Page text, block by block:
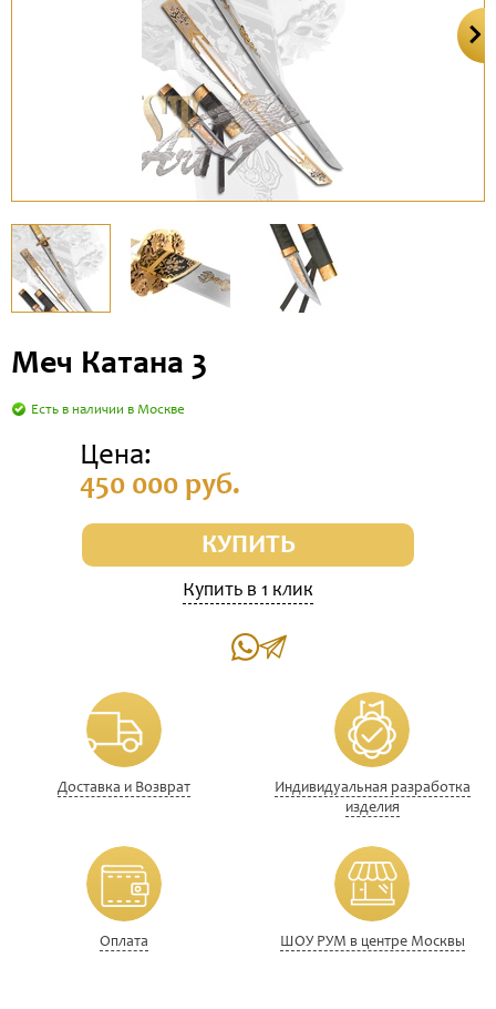
Меч Катана 3
Есть в наличии в Москве
Цена:
450 000 руб.
КУПИТЬ
Купить в 1 клик
Доставка и Возврат
Индивидуальная разработка
изделия
Оплата ШОУ РУМ в центре Москвы